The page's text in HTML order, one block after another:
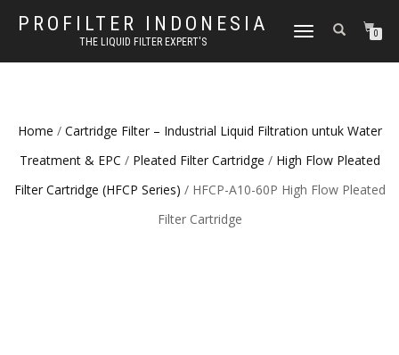
PROFILTER INDONESIA
THE LIQUID FILTER EXPERT'S
TOGGLE NAVIGATION0
Home / Cartridge Filter – Industrial Liquid Filtration untuk Water
Treatment & EPC / Pleated Filter Cartridge / High Flow Pleated
Filter Cartridge (HFCP Series) / HFCP-A10-60P High Flow Pleated
Filter Cartridge